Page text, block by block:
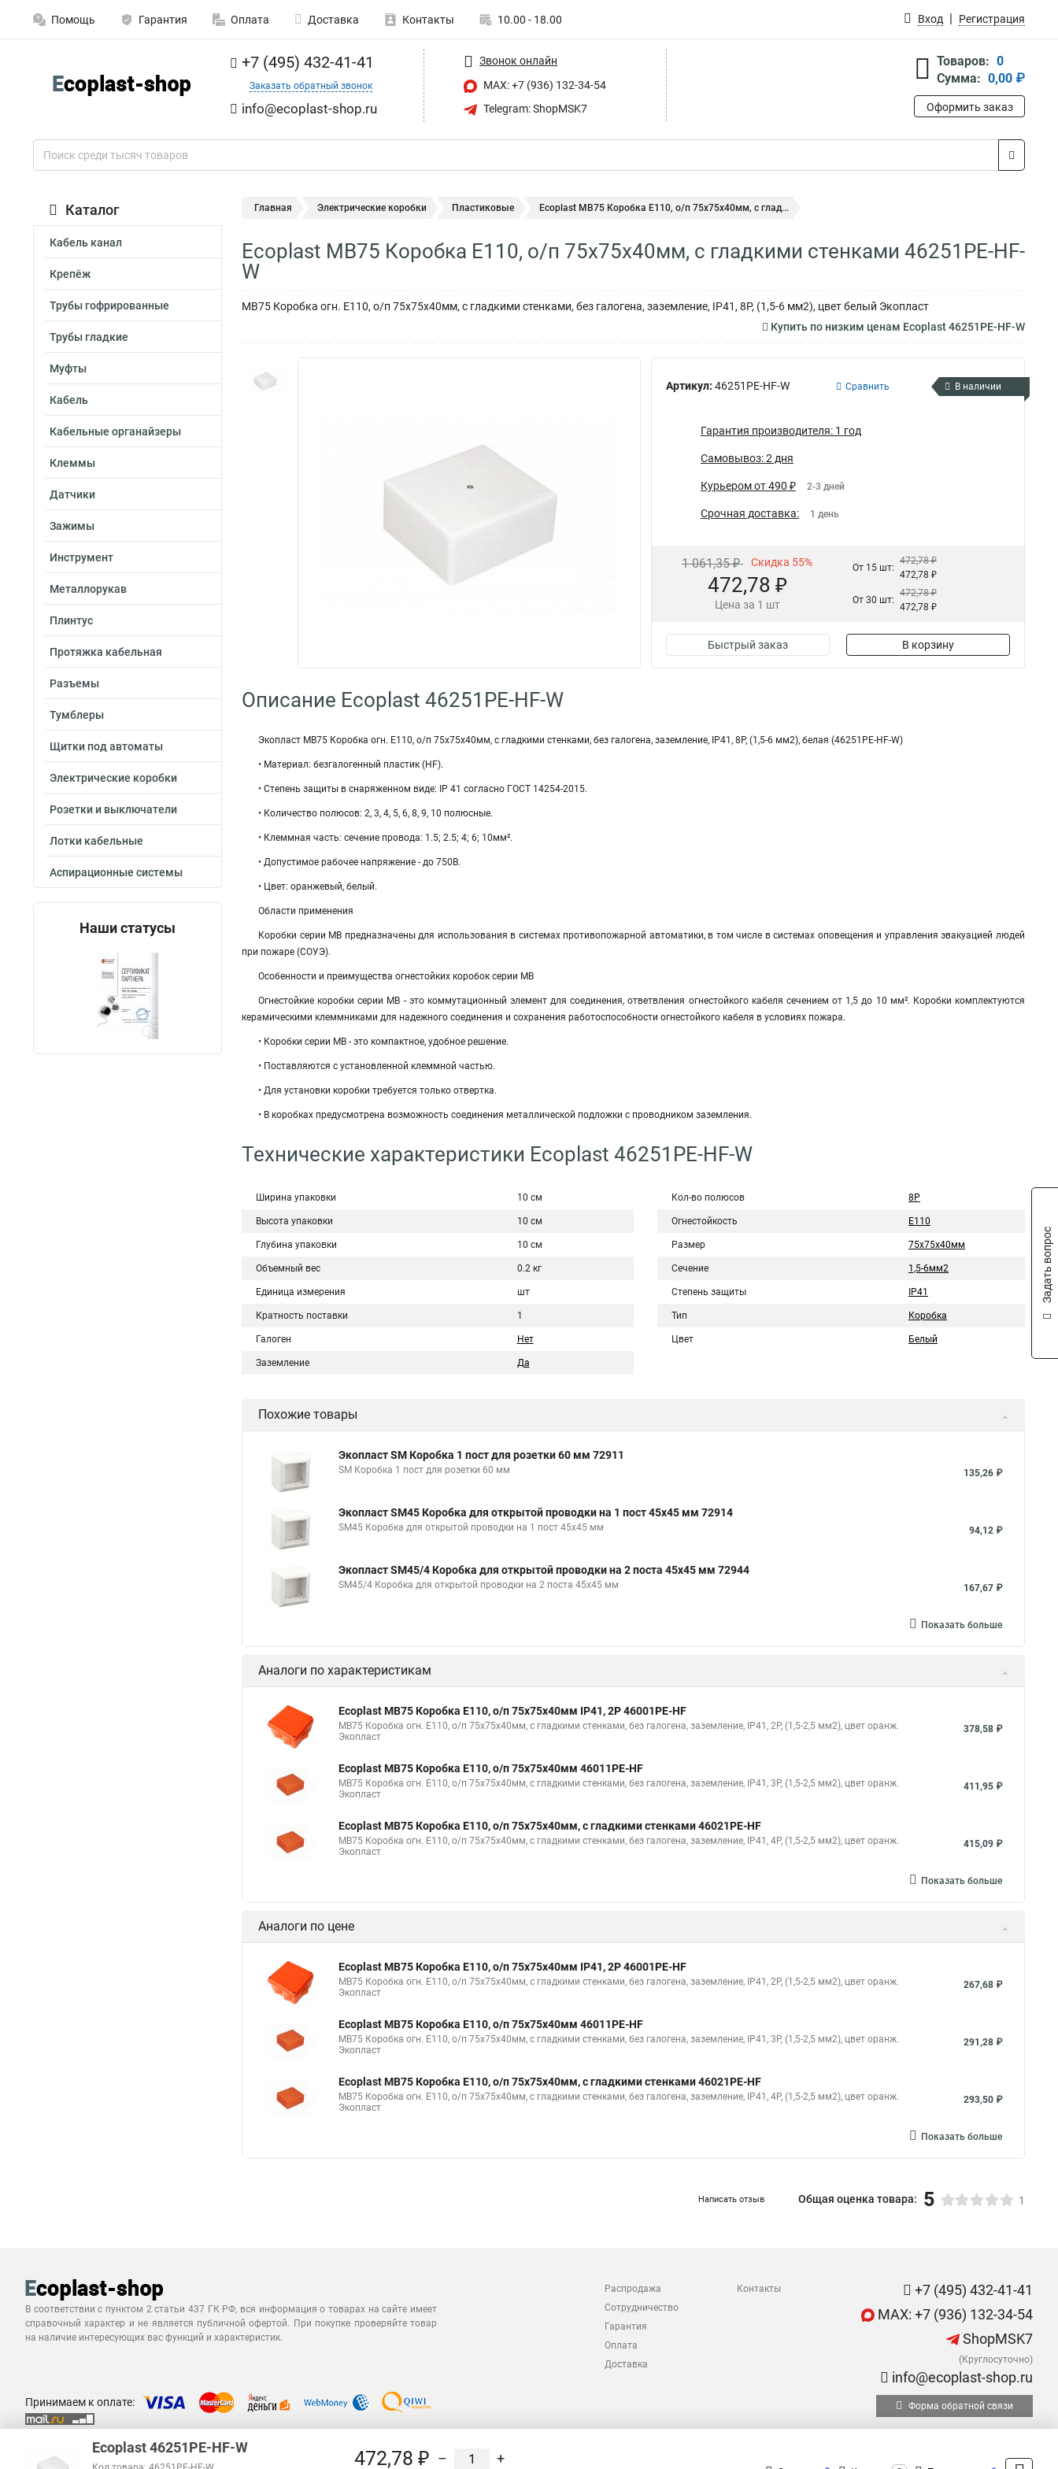
Помощь Гарантия Оплата Доставка Контакты 10.00 - 18.00 Вход Регистрация
+7 (495) 432-41-41
Заказать обратный звонок
info@ecoplast-shop.ru
Звонок онлайн
MAX: +7 (936) 132-34-54
Telegram: ShopMSK7
Товаров: 0
Сумма: 0,00 ₽
Оформить заказ
Каталог
Кабель канал
Крепёж
Трубы гофрированные
Трубы гладкие
Муфты
Кабель
Кабельные органайзеры
Клеммы
Датчики
Зажимы
Инструмент
Металлорукав
Плинтус
Протяжка кабельная
Разъемы
Тумблеры
Щитки под автоматы
Электрические коробки
Розетки и выключатели
Лотки кабельные
Аспирационные системы
Наши статусы
Главная Электрические коробки Пластиковые Ecoplast MB75 Коробка E110, о/п 75х75х40мм, с глад...
Ecoplast MB75 Коробка E110, о/п 75х75х40мм, с гладкими стенками 46251PE-HF-
W
MB75 Коробка огн. E110, о/п 75х75х40мм, с гладкими стенками, без галогена, заземление, IP41, 8P, (1,5-6 мм2), цвет белый Экопласт
Купить по низким ценам Ecoplast 46251PE-HF-W
Артикул: 46251PE-HF-W Сравнить В наличии
Гарантия производителя: 1 год
Самовывоз: 2 дня
Курьером от 490 ₽ 2-3 дней
Срочная доставка: 1 день
1 061,35 ₽ Скидка 55%
472,78 ₽
Цена за 1 шт
От 15 шт:
472,78 ₽
472,78 ₽
От 30 шт:
472,78 ₽
472,78 ₽
Быстрый заказ В корзину
Описание Ecoplast 46251PE-HF-W
Экопласт MB75 Коробка огн. E110, о/п 75х75х40мм, с гладкими стенками, без галогена, заземление, IP41, 8P, (1,5-6 мм2), белая (46251PE-HF-W)
• Материал: безгалогенный пластик (HF).
• Степень защиты в снаряженном виде: IP 41 согласно ГОСТ 14254-2015.
• Количество полюсов: 2, 3, 4, 5, 6, 8, 9, 10 полюсные.
• Клеммная часть: cечение провода: 1.5; 2.5; 4; 6; 10мм².
• Допустимое рабочее напряжение - до 750В.
• Цвет: оранжевый, белый.
Области применения
Коробки серии МВ предназначены для использования в системах противопожарной автоматики, в том числе в системах оповещения и управления эвакуацией людей
при пожаре (СОУЭ).
Особенности и преимущества огнестойких коробок серии МВ
Огнестойкие коробки серии МВ - это коммутационный элемент для соединения, ответвления огнестойкого кабеля сечением от 1,5 до 10 мм². Коробки комплектуются
керамическими клеммниками для надежного соединения и сохранения работоспособности огнестойкого кабеля в условиях пожара.
• Коробки серии МВ - это компактное, удобное решение.
• Поставляются с установленной клеммной частью.
• Для установки коробки требуется только отвертка.
• В коробках предусмотрена возможность соединения металлической подложки с проводником заземления.
Технические характеристики Ecoplast 46251PE-HF-W
Ширина упаковки 10 см
Высота упаковки 10 см
Глубина упаковки 10 см
Объемный вес 0.2 кг
Единица измерения шт
Кратность поставки 1
Галоген Нет
Заземление Да
Кол-во полюсов 8P
Огнестойкость E110
Размер 75х75х40мм
Сечение 1,5-6мм2
Степень защиты IP41
Тип Коробка
Цвет Белый
Похожие товары
Экопласт SM Коробка 1 пост для розетки 60 мм 72911
SM Коробка 1 пост для розетки 60 мм 135,26 ₽
Экопласт SM45 Коробка для открытой проводки на 1 пост 45х45 мм 72914
SM45 Коробка для открытой проводки на 1 пост 45х45 мм 94,12 ₽
Экопласт SM45/4 Коробка для открытой проводки на 2 поста 45х45 мм 72944
SM45/4 Коробка для открытой проводки на 2 поста 45х45 мм 167,67 ₽
Показать больше
Аналоги по характеристикам
Ecoplast MB75 Коробка E110, о/п 75х75х40мм IP41, 2P 46001PE-HF
MB75 Коробка огн. E110, о/п 75х75х40мм, с гладкими стенками, без галогена, заземление, IP41, 2P, (1,5-2,5 мм2), цвет оранж.
Экопласт
378,58 ₽
Ecoplast MB75 Коробка E110, о/п 75х75х40мм 46011PE-HF
MB75 Коробка огн. E110, о/п 75х75х40мм, с гладкими стенками, без галогена, заземление, IP41, 3P, (1,5-2,5 мм2), цвет оранж.
Экопласт
411,95 ₽
Ecoplast MB75 Коробка E110, о/п 75х75х40мм, с гладкими стенками 46021PE-HF
MB75 Коробка огн. E110, о/п 75х75х40мм, с гладкими стенками, без галогена, заземление, IP41, 4P, (1,5-2,5 мм2), цвет оранж.
Экопласт
415,09 ₽
Показать больше
Аналоги по цене
Ecoplast MB75 Коробка E110, о/п 75х75х40мм IP41, 2P 46001PE-HF
MB75 Коробка огн. E110, о/п 75х75х40мм, с гладкими стенками, без галогена, заземление, IP41, 2P, (1,5-2,5 мм2), цвет оранж.
Экопласт
267,68 ₽
Ecoplast MB75 Коробка E110, о/п 75х75х40мм 46011PE-HF
MB75 Коробка огн. E110, о/п 75х75х40мм, с гладкими стенками, без галогена, заземление, IP41, 3P, (1,5-2,5 мм2), цвет оранж.
Экопласт
291,28 ₽
Ecoplast MB75 Коробка E110, о/п 75х75х40мм, с гладкими стенками 46021PE-HF
MB75 Коробка огн. E110, о/п 75х75х40мм, с гладкими стенками, без галогена, заземление, IP41, 4P, (1,5-2,5 мм2), цвет оранж.
Экопласт
293,50 ₽
Показать больше
Написать отзыв Общая оценка товара: 5 1
В соответствии с пунктом 2 статьи 437 ГК РФ, вся информация о товарах на сайте имеет
справочный характер и не является публичной офертой. При покупке проверяйте товар
на наличие интересующих вас функций и характеристик.
Распродажа
Сотрудничество
Гарантия
Оплата
Доставка
Контакты
+7 (495) 432-41-41
MAX: +7 (936) 132-34-54
ShopMSK7
(Круглосуточно)
info@ecoplast-shop.ru
Принимаем к оплате: Форма обратной связи
Ecoplast 46251PE-HF-W 472,78 ₽ – +
Задать вопрос